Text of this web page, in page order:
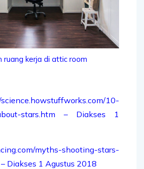
ruang kerja di attic room
10-
stars.htm – Diakses 1
myths-shooting-stars-
Diakses 1 Agustus 2018